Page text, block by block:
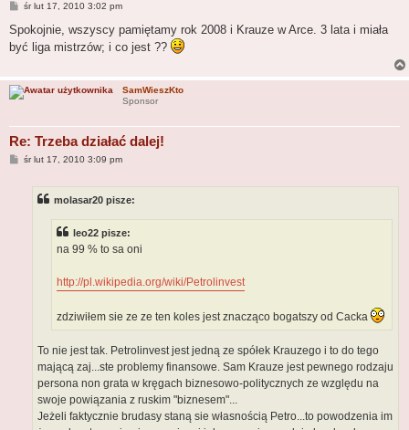
P
s
śr lut 17, 2010 3:02 pm
Spokojnie, wszyscy pamiętamy rok 2008 i Krauze w Arce. 3 lata i miała
być liga mistrzów; i co jest ??
SamWieszKto
Sponsor
Re: Trzeba działać dalej!
Pśr lut 17, 2010 3:09 pm
molasar20 pisze:
leo22 pisze:
na 99 % to sa oni
http://pl.wikipedia.org/wiki/Petrolinvest
zdziwiłem sie ze ze ten koles jest znacząco bogatszy od Cacka
To nie jest tak. Petrolinvest jest jedną ze spółek Krauzego i to do tego
mającą zaj...ste problemy finansowe. Sam Krauze jest pewnego rodzaju
persona non grata w kręgach biznesowo-politycznych ze względu na
swoje powiązania z ruskim "biznesem"...
Jeżeli faktycznie brudasy staną sie własnością Petro...to powodzenia im